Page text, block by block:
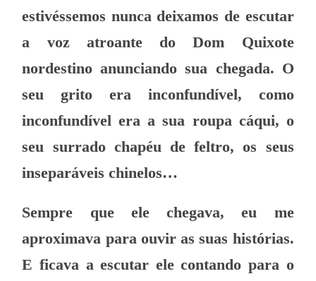
estivéssemos nunca deixamos de escutar
a voz atroante do Dom Quixote
nordestino anunciando sua chegada. O
seu grito era inconfundível, como
inconfundível era a sua roupa cáqui, o
seu surrado chapéu de feltro, os seus
inseparáveis chinelos…
Sempre que ele chegava, eu me
aproximava para ouvir as suas histórias.
E ficava a escutar ele contando para o